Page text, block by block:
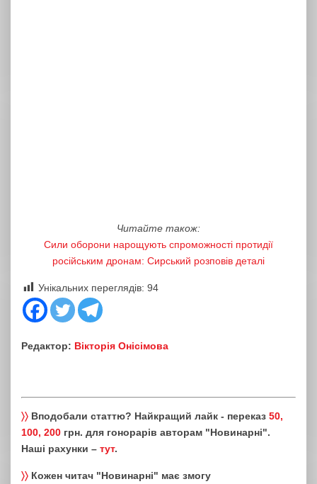
Читайте також:
Сили оборони нарощують спроможності протидії
російським дронам: Сирський розповів деталі
Унікальних переглядів: 94
Редактор: Вікторія Онісімова
〉〉 Вподобали статтю? Найкращий лайк - переказ 50,
100, 200 грн. для гонорарів авторам "Новинарні".
Наші рахунки – тут.
〉〉 Кожен читач "Новинарні" має змогу